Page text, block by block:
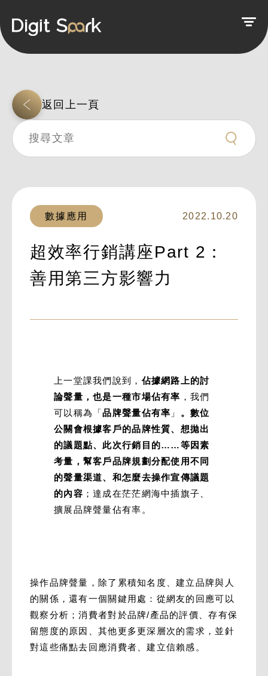
返回上一頁
數據應用 2022.10.20
超效率行銷講座Part 2：
善用第三方影響力
上一堂課我們說到， 佔據網路上的討
論聲量，也是一種市場佔有率 ，我們
可以稱為「品牌聲量佔有率 」 。數位
公關會根據客戶的品牌性質、想拋出
的議題點、此次行銷目的……等因素
考量，幫客戶品牌規劃分配使用不同
的聲量渠道、和怎麼去操作宣傳議題
的內容 ；達成在茫茫網海中插旗子、
擴展品牌聲量佔有率。
操作品牌聲量，除了累積知名度、建立品牌與人
的關係，還有一個關鍵用處：從網友的回應可以
觀察分析；消費者對於品牌/產品的評價、存有保
留態度的原因、其他更多更深層次的需求，並針
對這些痛點去回應消費者、建立信賴感。